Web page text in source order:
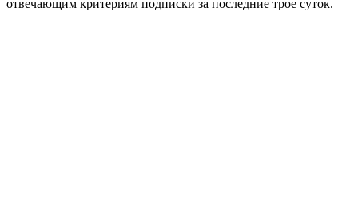
отвечающим критериям подписки за последние трое суток.